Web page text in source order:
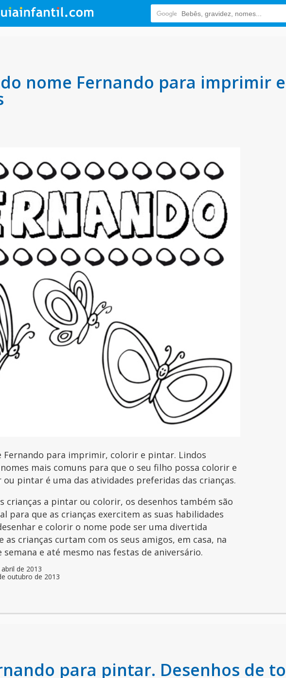
nome Fernando para imprimir
Fernando para imprimir, colorir e pintar. Lindos
mais comuns para que o seu filho possa colorir e
pintar é uma das atividades preferidas das crianças.
crianças a pintar ou colorir, os desenhos também são
para que as crianças exercitem as suas habilidades
e colorir o nome pode ser uma divertida
as crianças curtam com os seus amigos, em casa, na
semana e até mesmo nas festas de aniversário.
de 2013
outubro de 2013
para pintar. Desenhos de